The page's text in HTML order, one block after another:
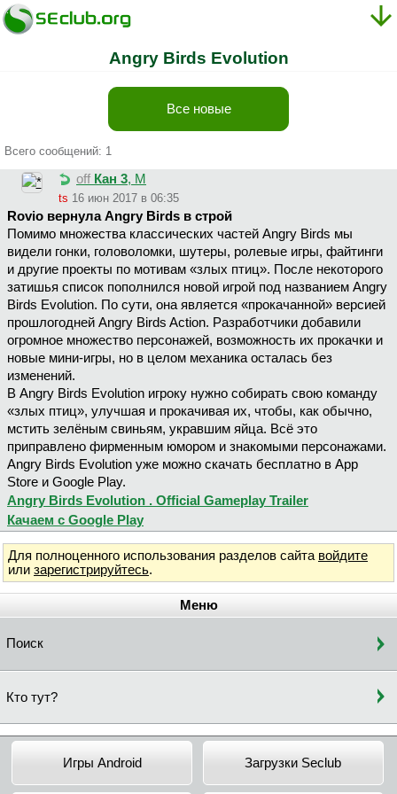
Angry Birds Evolution
Все новые
Всего сообщений: 1
off Кан 3, М
ts 16 июн 2017 в 06:35
Rovio вернула Angry Birds в строй
Помимо множества классических частей Angry Birds мы
видели гонки, головоломки, шутеры, ролевые игры, файтинги
и другие проекты по мотивам «злых птиц». После некоторого
затишья список пополнился новой игрой под названием Angry
Birds Evolution. По сути, она является «прокачанной» версией
прошлогодней Angry Birds Action. Разработчики добавили
огромное множество персонажей, возможность их прокачки и
новые мини-игры, но в целом механика осталась без
изменений.
В Angry Birds Evolution игроку нужно собирать свою команду
«злых птиц», улучшая и прокачивая их, чтобы, как обычно,
мстить зелёным свиньям, укравшим яйца. Всё это
приправлено фирменным юмором и знакомыми персонажами.
Angry Birds Evolution уже можно скачать бесплатно в App
Store и Google Play.
Angry Birds Evolution . Official Gameplay Trailer
Качаем с Google Play
Для полноценного использования разделов сайта войдите
или зарегистрируйтесь.
Меню
Поиск
Кто тут?
Игры Android Загрузки Seclub